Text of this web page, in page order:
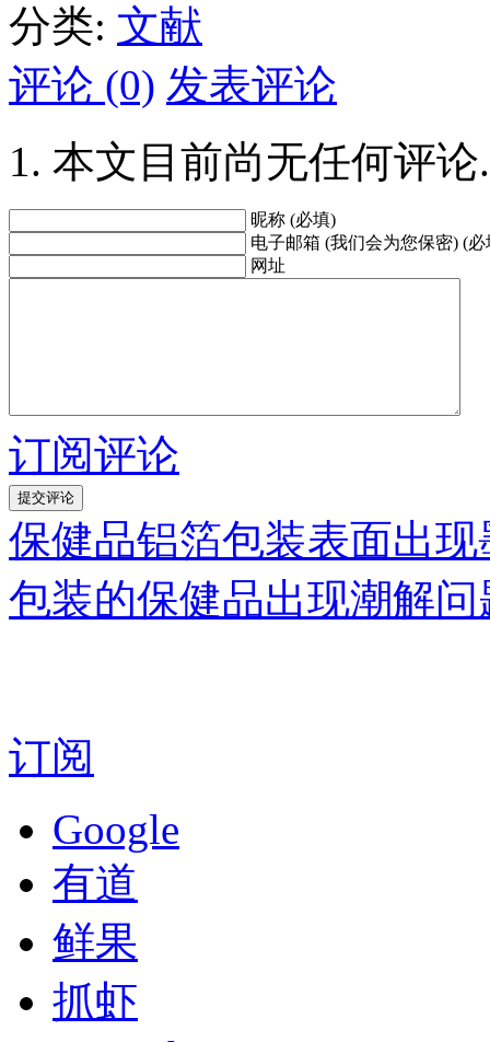
分类: 文献
评论 (0) 发表评论
本文目前尚无任何评论.
昵称 (必填)
电子邮箱 (我们会为您保密) (必
网址
订阅评论
保健品铝箔包装表面出
包装的保健品出现潮解
订阅
Google
有道
鲜果
抓虾